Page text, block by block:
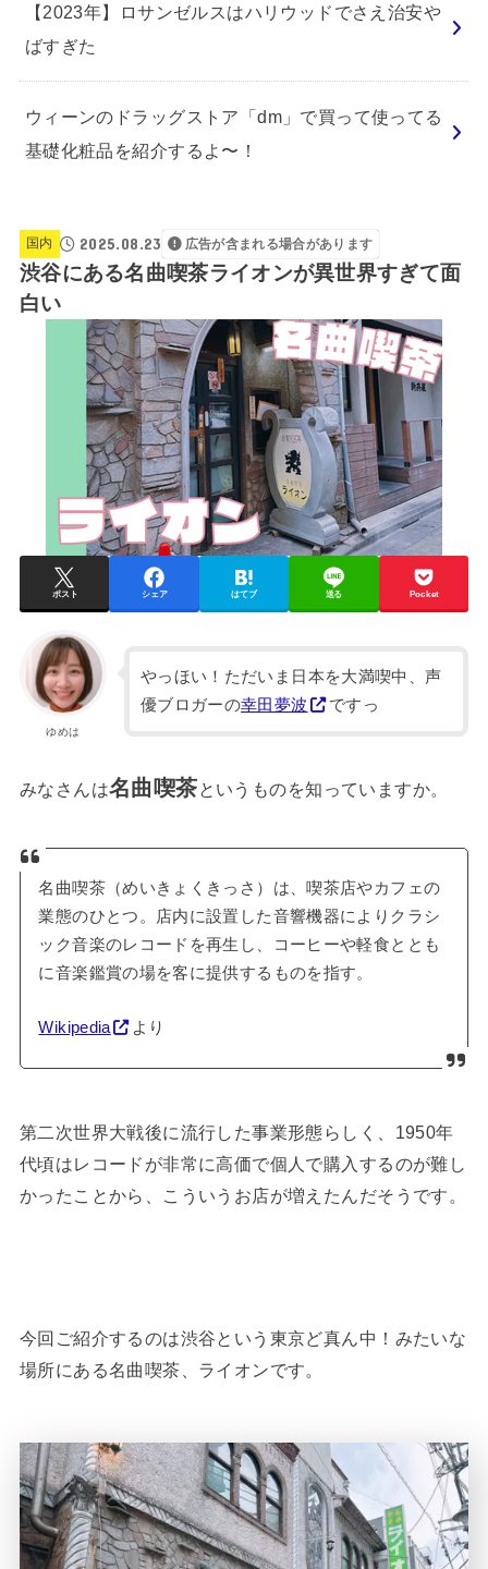
【2023年】ロサンゼルスはハリウッドでさえ治安や
ばすぎた
ウィーンのドラッグストア「dm」で買って使ってる
基礎化粧品を紹介するよ〜！
国内 2025.08.23 広告が含まれる場合があります
渋谷にある名曲喫茶ライオンが異世界すぎて面
白い
ポスト シェア はてブ 送る Pocket
ゆめは
やっほい！ただいま日本を大満喫中、声
優ブロガーの幸田夢波 ですっ
みなさんは名曲喫茶 というものを知っていますか。
名曲喫茶（めいきょくきっさ）は、喫茶店やカフェの
業態のひとつ。店内に設置した音響機器によりクラシ
ック音楽のレコードを再生し、コーヒーや軽食ととも
に音楽鑑賞の場を客に提供するものを指す。
Wikipedia より
第二次世界大戦後に流行した事業形態らしく、1950年
代頃はレコードが非常に高価で個人で購入するのが難し
かったことから、こういうお店が増えたんだそうです。
今回ご紹介するのは渋谷という東京ど真ん中！みたいな
場所にある名曲喫茶、ライオンです。